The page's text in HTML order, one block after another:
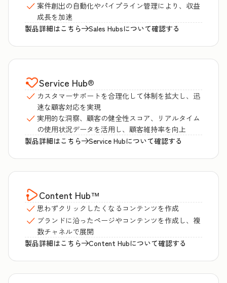
案件創出の自動化やパイプライン管理により、収益
成長を加速
製品詳細はこちら
Sales Hubsについて確認する
Service Hub®
カスタマーサポートを合理化して体制を拡大し、迅
速な顧客対応を実現
実用的な洞察、顧客の健全性スコア、リアルタイム
の使用状況データを活用し、顧客維持率を向上
製品詳細はこちら
Service Hubについて確認する
Content Hub™
思わずクリックしたくなるコンテンツを作成
ブランドに沿ったページやコンテンツを作成し、複
数チャネルで展開
製品詳細はこちら
Content Hubについて確認する